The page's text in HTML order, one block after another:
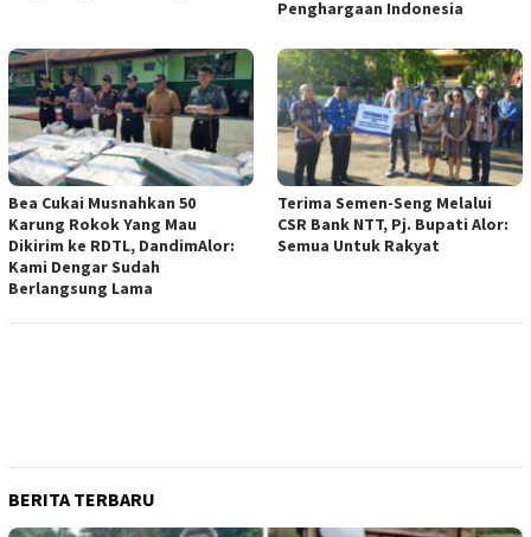
Penghargaan Indonesia
Bea Cukai Musnahkan 50
Karung Rokok Yang Mau
Dikirim ke RDTL, DandimAlor:
Kami Dengar Sudah
Berlangsung Lama
Terima Semen-Seng Melalui
CSR Bank NTT, Pj. Bupati Alor:
Semua Untuk Rakyat
BERITA TERBARU